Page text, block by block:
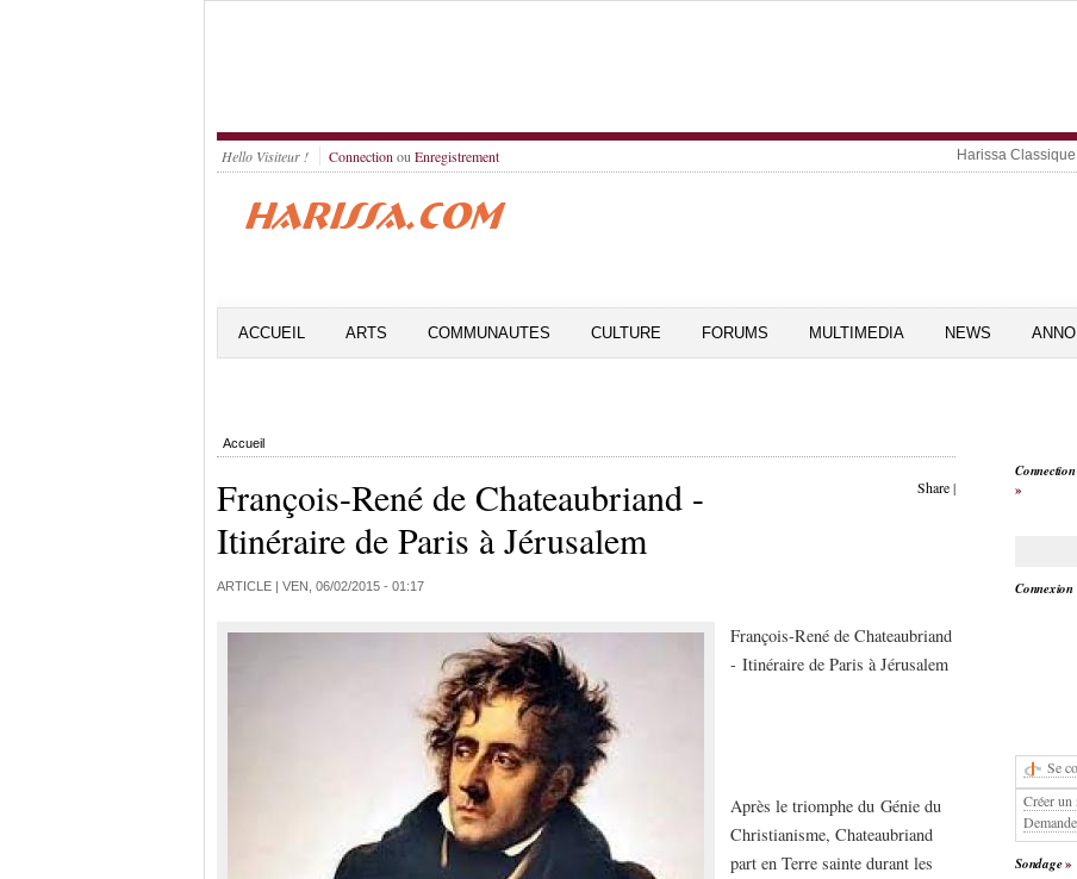
Hello Visiteur ! Connection ou Enregistrement Harissa Classique
ACCUEIL ARTS COMMUNAUTES CULTURE FORUMS MULTIMEDIA NEWS
Accueil
Share|
François-René de Chateaubriand -
Itinéraire de Paris à Jérusalem
ARTICLE | VEN, 06/02/2015 - 01:17
François-René de Chateaubriand
- Itinéraire de Paris à Jérusalem
Après le triomphe du Génie du
Christianisme, Chateaubriand
part en Terre sainte durant les
Se
Créer un
Sondage